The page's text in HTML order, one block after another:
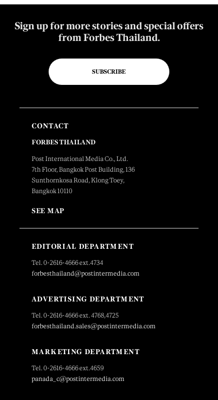
Sign up for more stories and special offers
from Forbes Thailand.
SUBSCRIBE
CONTACT
FORBES THAILAND
Post International Media Co., Ltd.
7th Floor, Bangkok Post Building, 136
Sunthornkosa Road, Klong Toey,
Bangkok 10110
SEE MAP
EDITORIAL DEPARTMENT
Tel. 0-2616-4666 ext.4734
forbesthailand@postintermedia.com
ADVERTISING DEPARTMENT
Tel. 0-2616-4666 ext. 4768,4725
forbesthailand.sales@postintermedia.com
MARKETING DEPARTMENT
Tel. 0-2616-4666 ext.4659
panada_c@postintermedia.com